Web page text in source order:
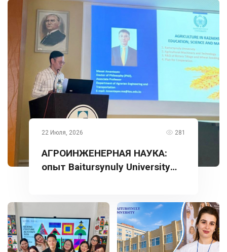
22 Июля, 2026 281
АГРОИНЖЕНЕРНАЯ НАУКА:
опыт Baitursynuly University